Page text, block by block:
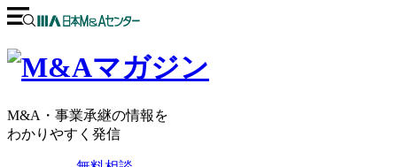
M&A・事業承継の情報を
わかりやすく発信